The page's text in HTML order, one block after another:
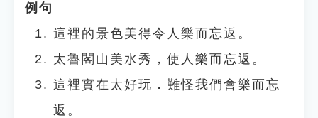
例句
這裡的景色美得令人樂而忘返。
太魯閣山美水秀，使人樂而忘返。
這裡實在太好玩．難怪我們會樂而忘
返。